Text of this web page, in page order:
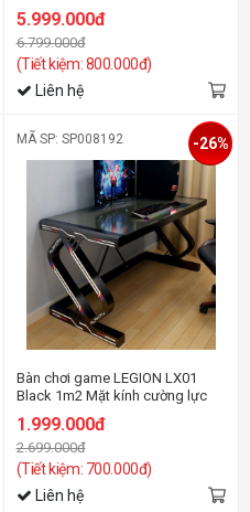
5.999.000đ
6.799.000đ
(Tiết kiệm: 800.000đ)
Liên hệ
MÃ SP: SP008192
Bàn chơi game LEGION LX01
Black 1m2 Mặt kính cường lực
kết cấu sợi Carbon
1.999.000đ
2.699.000đ
(Tiết kiệm: 700.000đ)
-26%
Liên hệ